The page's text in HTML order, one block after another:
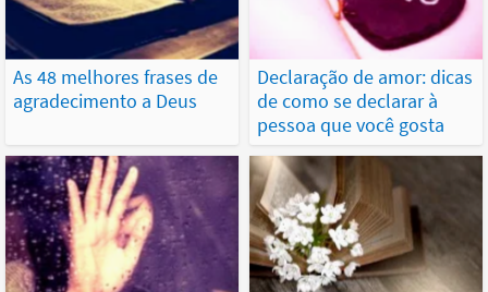
As 48 melhores frases de
agradecimento a Deus
Declaração de amor: dicas
de como se declarar à
pessoa que você gosta